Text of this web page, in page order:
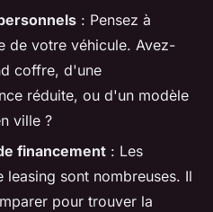
: Pensez à
de votre véhicule. Avez-
coffre, d'une
réduite, ou d'un modèle
ville ?
financement : Les
sont nombreuses. Il
pour trouver la